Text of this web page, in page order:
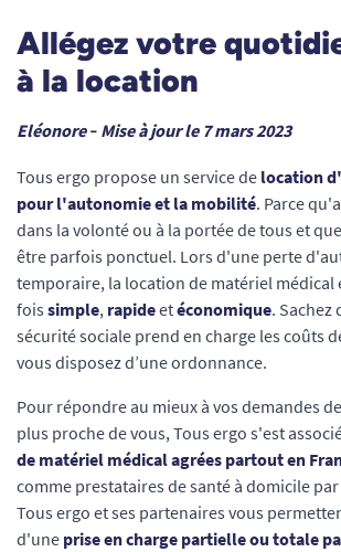
Allégez votre
à la location
Eléonore – Mise à jour le 7 mars 2023
Tous ergo propose un service de location
pour l'autonomie et la mobilité. Parce
dans la volonté ou à la portée de tous et
être parfois ponctuel. Lors d'une perte
temporaire, la location de matériel médical
fois simple, rapideetéconomique. Sachez
sécurité sociale prend en charge les coûts
vous disposez d’une ordonnance.
Pour répondre au mieux à vos demandes
plus proche de vous, Tous ergo s'est
de matériel médical agrées partout en
comme prestataires de santé à domicile
Tous ergo et ses partenaires vous
d'une prise en charge partielle ou totale